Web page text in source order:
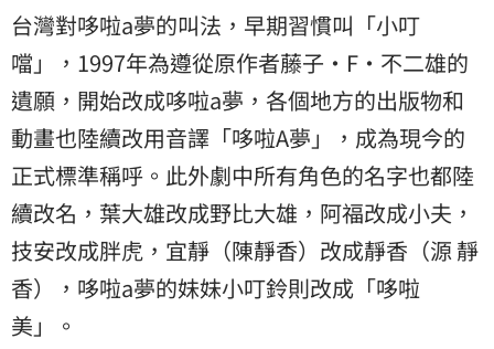
台灣對哆啦a夢的叫法，早期習慣叫「小叮
噹」，1997年為遵從原作者藤子·F·不二雄的
遺願，開始改成哆啦a夢，各個地方的出版物和
動畫也陸續改用音譯「哆啦A夢」，成為現今的
正式標準稱呼。此外劇中所有角色的名字也都陸
續改名，葉大雄改成野比大雄，阿福改成小夫，
技安改成胖虎，宜靜（陳靜香）改成靜香（源 靜
香），哆啦a夢的妹妹小叮鈴則改成「哆啦
美」。